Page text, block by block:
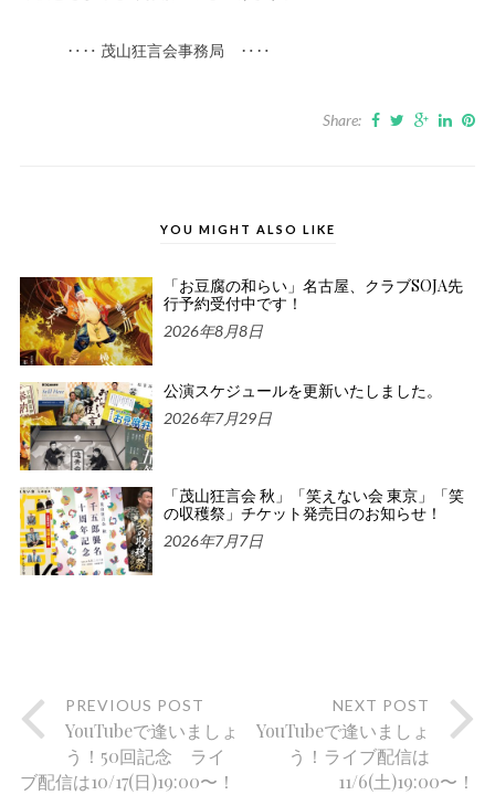
‥‥ 茂山狂言会事務局 ‥‥
Share:
YOU MIGHT ALSO LIKE
「お豆腐の和らい」名古屋、クラブSOJA先
行予約受付中です！
2026年8月8日
公演スケジュールを更新いたしました。
2026年7月29日
「茂山狂言会 秋」「笑えない会 東京」「笑
の収穫祭」チケット発売日のお知らせ！
2026年7月7日
PREVIOUS POST
YouTubeで逢いましょ
う！50回記念 ライ
ブ配信は10/17(日)19:00〜！
NEXT POST
YouTubeで逢いましょ
う！ライブ配信は
11/6(土)19:00〜！